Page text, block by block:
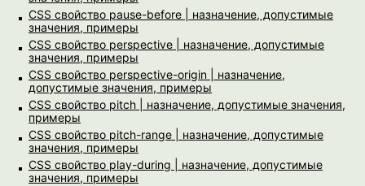
CSS свойство pause-before | назначение, допустимые
значения, примеры
CSS свойство perspective | назначение, допустимые
значения, примеры
CSS свойство perspective-origin | назначение,
допустимые значения, примеры
CSS свойство pitch | назначение, допустимые значения,
примеры
CSS свойство pitch-range | назначение, допустимые
значения, примеры
CSS свойство play-during | назначение, допустимые
значения, примеры